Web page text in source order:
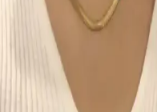
Tint: Hafif
Makyajı
hafif kapatıcılığı ve doğal
makyajı sunar. Ciltte ağırlık
sağlar, ancak hassas ciltlerde